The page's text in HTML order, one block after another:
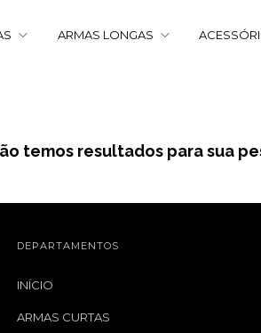
ARMAS LONGAS
temos resultados para sua
DEPARTAMENTOS
INÍCIO
ARMAS CURTAS